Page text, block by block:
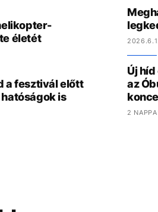
életét
a fesztivál előtt
is
Új
az
2